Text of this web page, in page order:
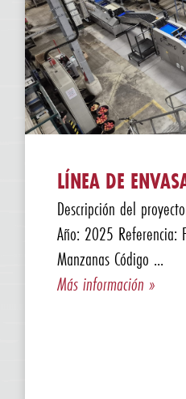
LÍNEA DE
Descripción del
Año: 2025 Referencia:
Manzanas Código ...
Más información »